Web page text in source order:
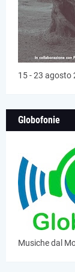
15 - 23 agosto
Globofonie
Musiche dal